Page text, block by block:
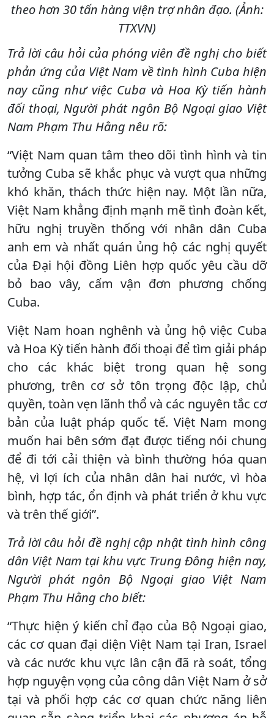
theo hơn 30 tấn hàng viện trợ nhân đạo. (Ảnh:
TTXVN)
Trả lời câu hỏi của phóng viên đề nghị cho biết
phản ứng của Việt Nam về tình hình Cuba hiện
nay cũng như việc Cuba và Hoa Kỳ tiến hành
đối thoại, Người phát ngôn Bộ Ngoại giao Việt
Nam Phạm Thu Hằng nêu rõ:
“Việt Nam quan tâm theo dõi tình hình và tin
tưởng Cuba sẽ khắc phục và vượt qua những
khó khăn, thách thức hiện nay. Một lần nữa,
Việt Nam khẳng định mạnh mẽ tình đoàn kết,
hữu nghị truyền thống với nhân dân Cuba
anh em và nhất quán ủng hộ các nghị quyết
của Đại hội đồng Liên hợp quốc yêu cầu dỡ
bỏ bao vây, cấm vận đơn phương chống
Cuba.
Việt Nam hoan nghênh và ủng hộ việc Cuba
và Hoa Kỳ tiến hành đối thoại để tìm giải pháp
cho các khác biệt trong quan hệ song
phương, trên cơ sở tôn trọng độc lập, chủ
quyền, toàn vẹn lãnh thổ và các nguyên tắc cơ
bản của luật pháp quốc tế. Việt Nam mong
muốn hai bên sớm đạt được tiếng nói chung
để đi tới cải thiện và bình thường hóa quan
hệ, vì lợi ích của nhân dân hai nước, vì hòa
bình, hợp tác, ổn định và phát triển ở khu vực
và trên thế giới”.
Trả lời câu hỏi đề nghị cập nhật tình hình công
dân Việt Nam tại khu vực Trung Đông hiện nay,
Người phát ngôn Bộ Ngoại giao Việt Nam
Phạm Thu Hằng cho biết:
“Thực hiện ý kiến chỉ đạo của Bộ Ngoại giao,
các cơ quan đại diện Việt Nam tại Iran, Israel
và các nước khu vực lân cận đã rà soát, tổng
hợp nguyện vọng của công dân Việt Nam ở sở
tại và phối hợp các cơ quan chức năng liên